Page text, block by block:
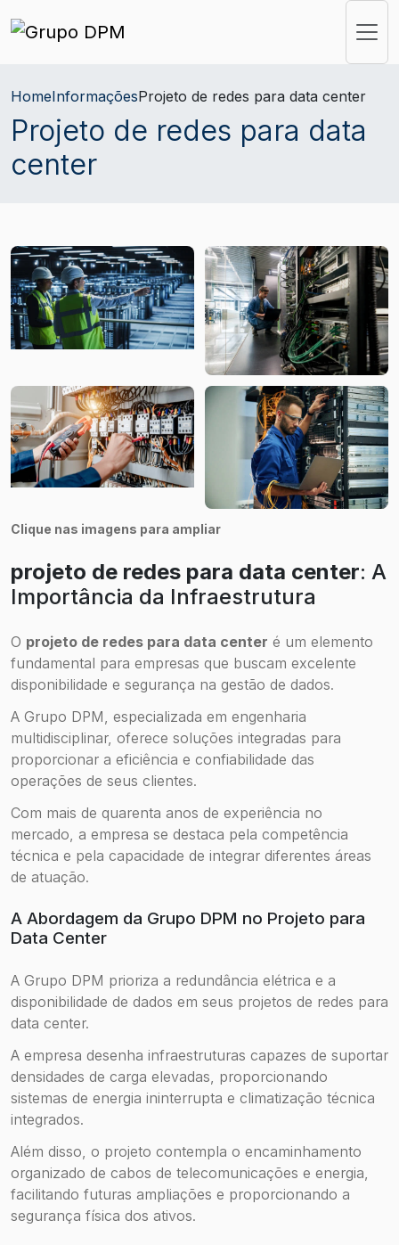
HomeInformaçõesProjeto de redes para data center
Projeto de redes para data
center
Clique nas imagens para ampliar
projeto de redes para data center: A
Importância da Infraestrutura
O projeto de redes para data center é um elemento
fundamental para empresas que buscam excelente
disponibilidade e segurança na gestão de dados.
A Grupo DPM, especializada em engenharia
multidisciplinar, oferece soluções integradas para
proporcionar a eficiência e confiabilidade das
operações de seus clientes.
Com mais de quarenta anos de experiência no
mercado, a empresa se destaca pela competência
técnica e pela capacidade de integrar diferentes áreas
de atuação.
A Abordagem da Grupo DPM no Projeto para
Data Center
A Grupo DPM prioriza a redundância elétrica e a
disponibilidade de dados em seus projetos de redes para
data center.
A empresa desenha infraestruturas capazes de suportar
densidades de carga elevadas, proporcionando
sistemas de energia ininterrupta e climatização técnica
integrados.
Além disso, o projeto contempla o encaminhamento
organizado de cabos de telecomunicações e energia,
facilitando futuras ampliações e proporcionando a
segurança física dos ativos.